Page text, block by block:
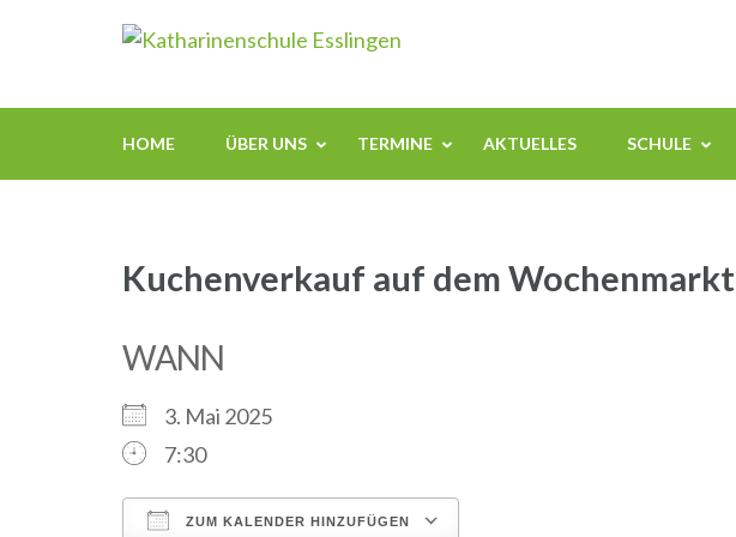
(Enter
HOME ÜBER UNS TERMINE AKTUELLES SCHULE
Kuchenverkauf auf dem Wochenmarkt
WANN
3. Mai 2025
7:30
ZUM KALENDER HINZUFÜGEN